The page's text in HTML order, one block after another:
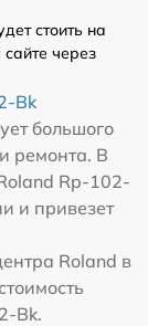
стоить на
через
Bk
большого
ремонта. В
Rp-102-
и привезет
Roland в
Bk.